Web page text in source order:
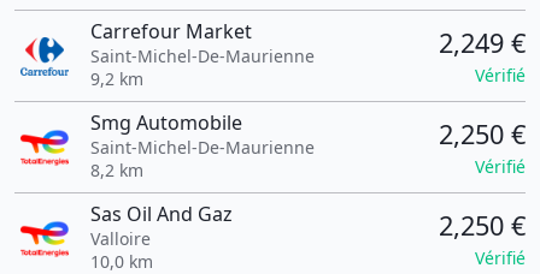
Carrefour Market
Saint-Michel-De-Maurienne
9,2 km
2,249 €
Vérifié
Smg Automobile
Saint-Michel-De-Maurienne
8,2 km
2,250 €
Vérifié
Sas Oil And Gaz
Valloire
10,0 km
2,250 €
Vérifié